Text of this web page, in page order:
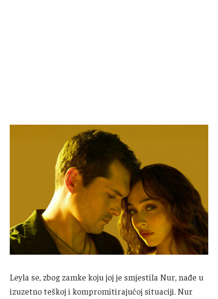
Leyla se, zbog zamke koju joj je smjestila Nur, nađe u
izuzetno teškoj i kompromitirajućoj situaciji. Nur